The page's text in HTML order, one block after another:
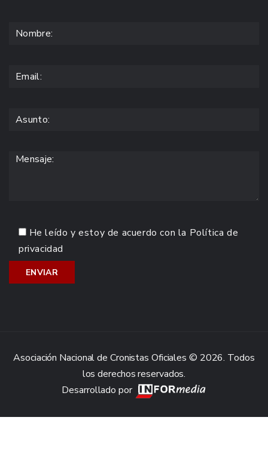
He leído y estoy de acuerdo con la Política de
privacidad
Asociación Nacional de Cronistas Oficiales © 2026. Todos
los derechos reservados.
Desarrollado por